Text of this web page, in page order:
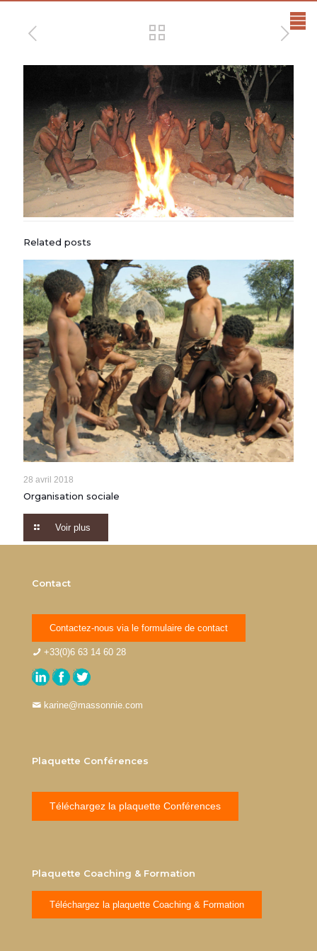
Related posts
28 avril 2018
Organisation sociale
Voir plus
Contact
Contactez-nous via le formulaire de contact
+33(0)6 63 14 60 28
karine@massonnie.com
Plaquette Conférences
Téléchargez la plaquette Conférences
Plaquette Coaching & Formation
Téléchargez la plaquette Coaching & Formation